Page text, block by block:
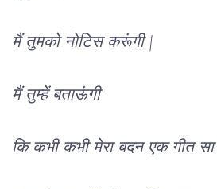
मैं तुमको नोटिस करूंगी |
मैं तुम्हें बताऊंगी
कि कभी कभी मेरा बदन एक गीत सा